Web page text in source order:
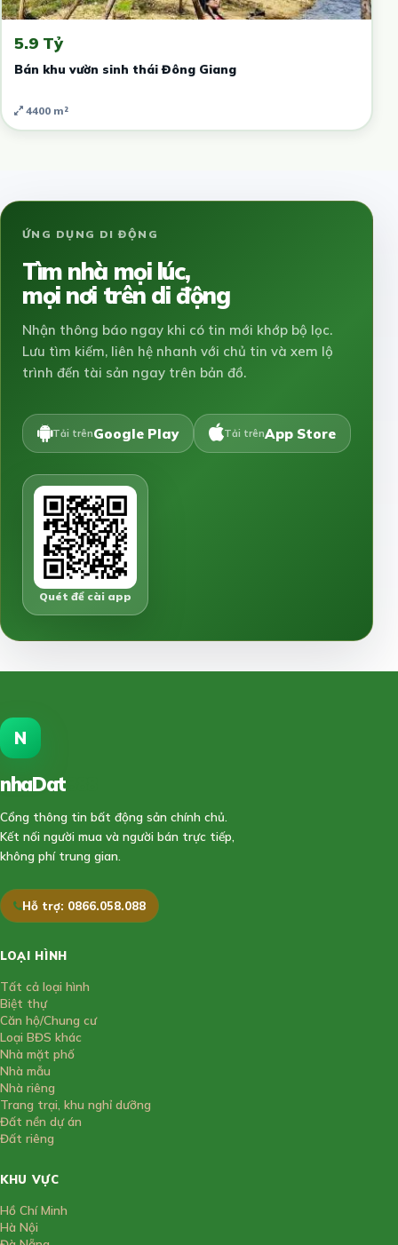
5.9 Tỷ
Bán khu vườn sinh thái Đông Giang
4400 m²
ỨNG DỤNG DI ĐỘNG
Tìm nhà mọi lúc,
mọi nơi trên di động
Nhận thông báo ngay khi có tin mới khớp bộ lọc.
Lưu tìm kiếm, liên hệ nhanh với chủ tin và xem lộ
trình đến tài sản ngay trên bản đồ.
Tải trênGoogle Play Tải trênApp Store
Quét để cài app
N
nhaDat
Cổng thông tin bất động sản chính chủ.
Kết nối người mua và người bán trực tiếp,
không phí trung gian.
Hỗ trợ: 0866.058.088
LOẠI HÌNH
Tất cả loại hình
Biệt thự
Căn hộ/Chung cư
Loại BĐS khác
Nhà mặt phố
Nhà mẫu
Nhà riêng
Trang trại, khu nghỉ dưỡng
Đất nền dự án
Đất riêng
KHU VỰC
Hồ Chí Minh
Hà Nội